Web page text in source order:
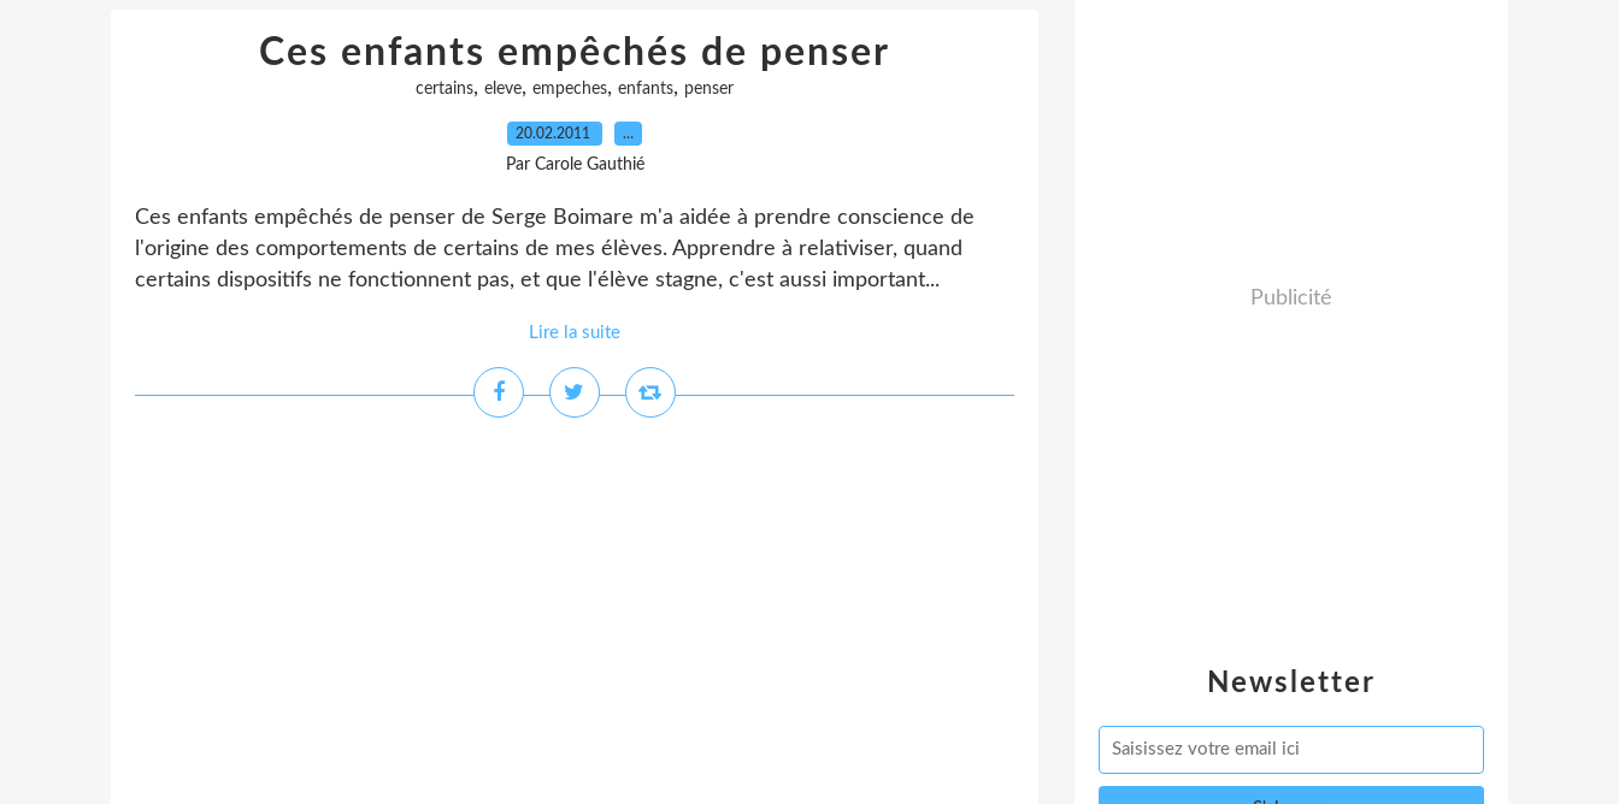
Ces enfants empêchés de penser
certains, eleve, empeches, enfants, penser
20.02.2011 …
Par Carole Gauthié
Ces enfants empêchés de penser de Serge Boimare m'a aidée à prendre conscience de
l'origine des comportements de certains de mes élèves. Apprendre à relativiser, quand
certains dispositifs ne fonctionnent pas, et que l'élève stagne, c'est aussi important...
Lire la suite
Newsletter
Publicité